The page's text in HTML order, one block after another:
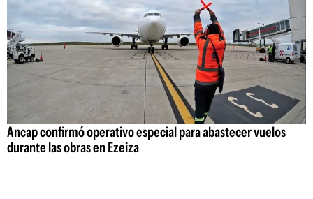
Ancap confirmó operativo especial para abastecer vuelos
durante las obras en Ezeiza